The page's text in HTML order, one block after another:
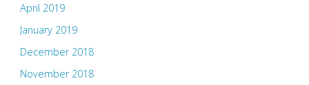
April 2019
January 2019
December 2018
November 2018